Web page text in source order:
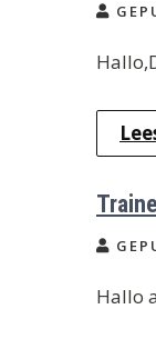
Hallo